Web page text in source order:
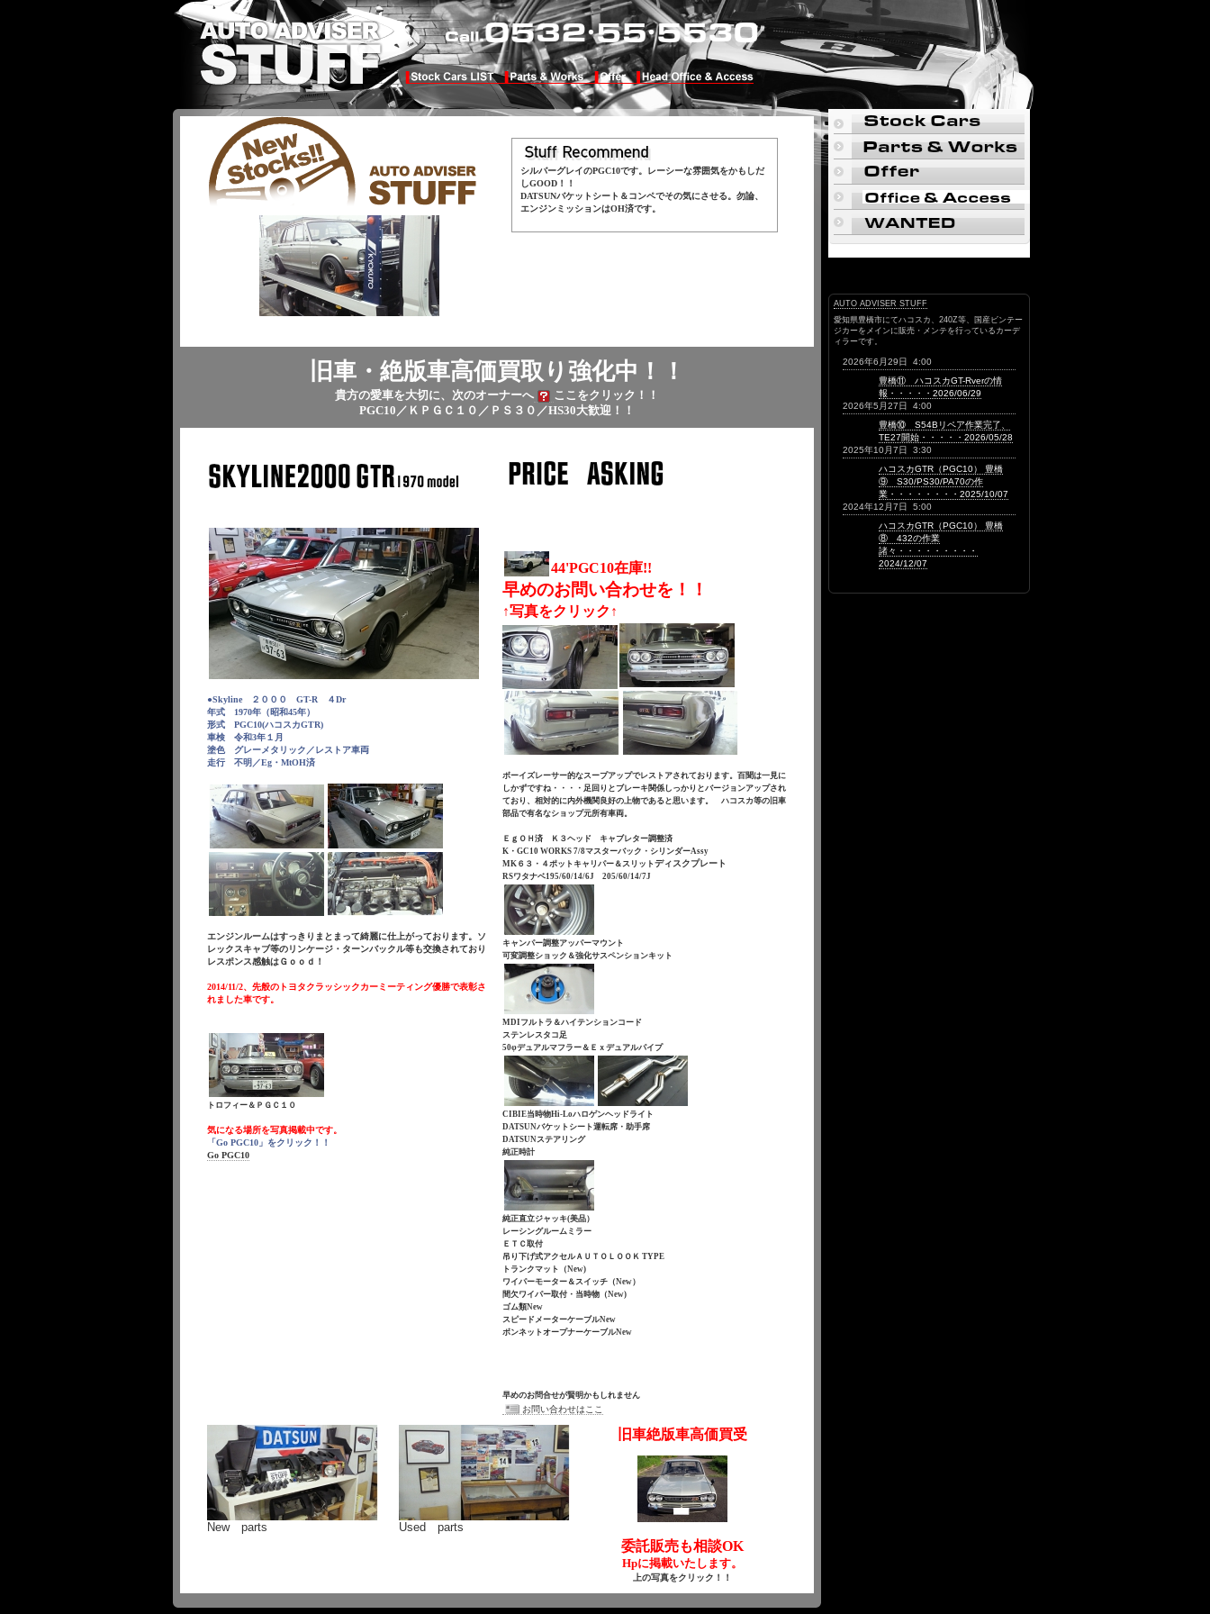
シルバーグレイのPGC10です。レーシーな雰囲気をかもしだ
しGOOD！！
DATSUNバケットシート＆コンペでその気にさせる。勿論、
エンジンミッションはOH済です。
旧車・絶版車高価買取り強化中！！
貴方の愛車を大切に、次のオーナーへ
ここをクリック！！
PGC10／ＫＰＧＣ１０／ＰＳ３０／HS30大歓迎！！
●Skyline ２０００ GT-R ４Dr
年式 1970年（昭和45年）
形式 PGC10(ハコスカGTR)
車検 令和3年１月
塗色 グレーメタリック／レストア車両
走行 不明／Eg・MtOH済
エンジンルームはすっきりまとまって綺麗に仕上がっております。ソ
レックスキャブ等のリンケージ・ターンバックル等も交換されており
レスポンス感触はＧｏｏｄ！
2014/11/2、先般のトヨタクラッシックカーミーティング優勝で表彰さ
れました車です。
トロフィー＆ＰＧＣ１０
気になる場所を写真掲載中です。
「Go PGC10」をクリック！！
Go PGC10
44'PGC10在庫!!
早めのお問い合わせを！！
↑写真をクリック↑
ボーイズレーサー的なスープアップでレストアされております。百聞は一見に
しかずですね・・・・足回りとブレーキ関係しっかりとバージョンアップされ
ており、相対的に内外機関良好の上物であると思います。 ハコスカ等の旧車
部品で有名なショップ元所有車両。
ＥｇＯＨ済 Ｋ３ヘッド キャブレター調整済
K・GC10 WORKS 7/8マスターバック・シリンダーAssy
MK６３・４ポットキャリパー＆スリットディスクプレート
RSワタナベ195/60/14/6J 205/60/14/7J
キャンパー調整アッパーマウント
可変調整ショック＆強化サスペンションキット
MDIフルトラ＆ハイテンションコード
ステンレスタコ足
50φデュアルマフラー＆Ｅｘデュアルパイプ
CIBIE当時物Hi-Loハロゲンヘッドライト
DATSUNバケットシート運転席・助手席
DATSUNステアリング
純正時計
純正直立ジャッキ(美品）
レーシングルームミラー
ＥＴＣ取付
吊り下げ式アクセルＡＵＴＯＬＯＯＫ TYPE
トランクマット（New)
ワイパーモーター＆スイッチ（New）
間欠ワイパー取付・当時物（New)
ゴム類New
スピードメーターケーブルNew
ボンネットオープナーケーブルNew
早めのお問合せが賢明かもしれません
お問い合わせはここ
New parts Used parts
旧車絶版車高価買受
委託販売も相談OK
Hpに掲載いたします。
上の写真をクリック！！
AUTO ADVISER STUFF
愛知県豊橋市にてハコスカ、240Z等、国産ビンテー
ジカーをメインに販売・メンテを行っているカーデ
ィラーです。
2026年6月29日 4:00
豊橋⑪ ハコスカGT-Rverの情
報・・・・・2026/06/29
2026年5月27日 4:00
豊橋⑩ S54Bリペア作業完了、
TE27開始・・・・・2026/05/28
2025年10月7日 3:30
ハコスカGTR（PGC10） 豊橋
⑨ S30/PS30/PA70の作
業・・・・・・・・2025/10/07
2024年12月7日 5:00
ハコスカGTR（PGC10） 豊橋
⑧ 432の作業
諸々・・・・・・・・・
2024/12/07